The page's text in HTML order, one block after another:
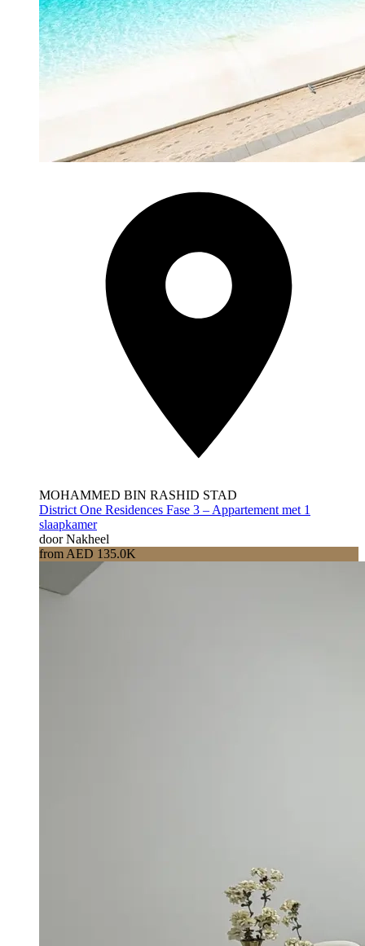
MOHAMMED BIN RASHID STAD
District One Residences Fase 3 – Appartement met 1
slaapkamer
door Nakheel
from AED 135.0K